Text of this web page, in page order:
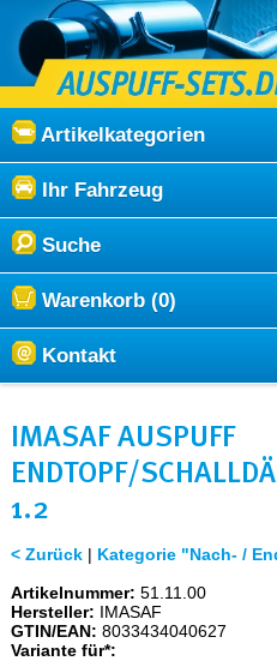
Artikelkategorien
Ihr Fahrzeug
Suche
Warenkorb (0)
Kontakt
IMASAF AUSPUFF
ENDTOPF/
1.2
< Zurück| Kategorie "Nach- /
Artikelnummer: 51.11.00
Hersteller: IMASAF
GTIN/EAN: 8033434040627
Variante für*: